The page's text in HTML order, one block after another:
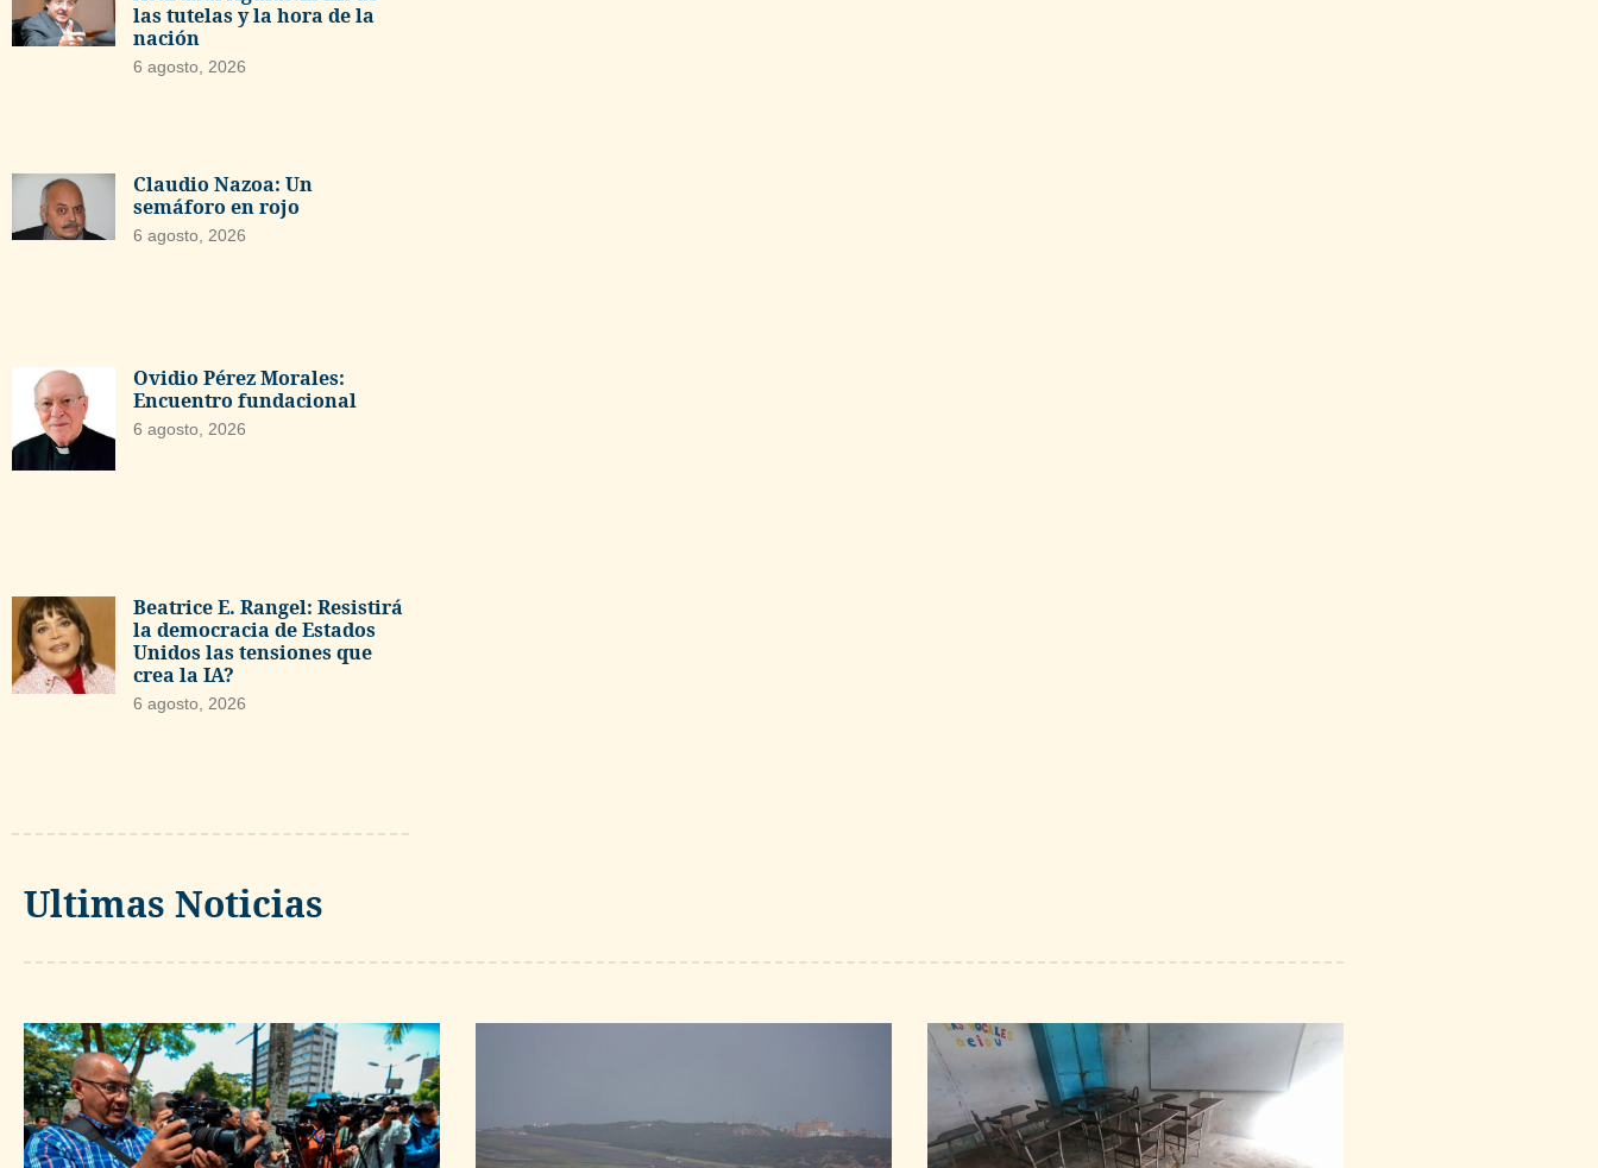
las tutelas y la hora de la
nación
6 agosto, 2026
Claudio Nazoa: Un
semáforo en rojo
6 agosto, 2026
Ovidio Pérez Morales:
Encuentro fundacional
6 agosto, 2026
Beatrice E. Rangel: Resistirá
la democracia de Estados
Unidos las tensiones que
crea la IA?
6 agosto, 2026
Ultimas Noticias